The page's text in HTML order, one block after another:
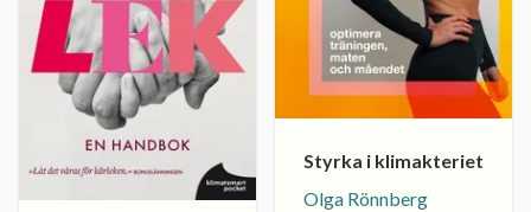
Styrka i klimakteriet
Olga Rönnberg